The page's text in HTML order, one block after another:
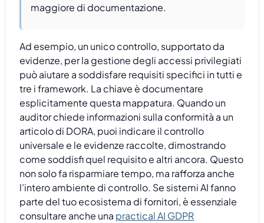
maggiore di documentazione.
Ad esempio, un unico controllo, supportato da
evidenze, per la gestione degli accessi privilegiati
può aiutare a soddisfare requisiti specifici in tutti e
tre i framework. La chiave è documentare
esplicitamente questa mappatura. Quando un
auditor chiede informazioni sulla conformità a un
articolo di DORA, puoi indicare il controllo
universale e le evidenze raccolte, dimostrando
come soddisfi quel requisito e altri ancora. Questo
non solo fa risparmiare tempo, ma rafforza anche
l’intero ambiente di controllo. Se sistemi AI fanno
parte del tuo ecosistema di fornitori, è essenziale
consultare anche una practical AI GDPR